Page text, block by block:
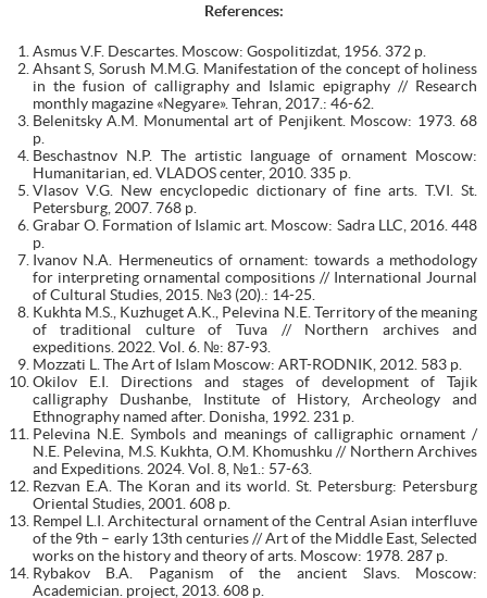
References:
Asmus V.F. Descartes. Moscow: Gospolitizdat, 1956. 372 p.
Ahsant S, Sorush M.M.G. Manifestation of the concept of holiness
in the fusion of calligraphy and Islamic epigraphy // Research
monthly magazine «Negyare». Tehran, 2017.: 46-62.
Belenitsky A.M. Monumental art of Penjikent. Moscow: 1973. 68
p.
Beschastnov N.P. The artistic language of ornament Moscow:
Humanitarian, ed. VLADOS center, 2010. 335 p.
Vlasov V.G. New encyclopedic dictionary of fine arts. T.VI. St.
Petersburg, 2007. 768 p.
Grabar O. Formation of Islamic art. Moscow: Sadra LLC, 2016. 448
p.
Ivanov N.A. Hermeneutics of ornament: towards a methodology
for interpreting ornamental compositions // International Journal
of Cultural Studies, 2015. №3 (20).: 14-25.
Kukhta M.S., Kuzhuget A.K., Pelevina N.E. Territory of the meaning
of traditional culture of Tuva // Northern archives and
expeditions. 2022. Vol. 6. №: 87-93.
Mozzati L. The Art of Islam Moscow: ART-RODNIK, 2012. 583 p.
Okilov E.I. Directions and stages of development of Tajik
calligraphy Dushanbe, Institute of History, Archeology and
Ethnography named after. Donisha, 1992. 231 p.
Pelevina N.E. Symbols and meanings of calligraphic ornament /
N.E. Pelevina, M.S. Kukhta, O.M. Khomushku // Northern Archives
and Expeditions. 2024. Vol. 8, №1.: 57-63.
Rezvan E.A. The Koran and its world. St. Petersburg: Petersburg
Oriental Studies, 2001. 608 p.
Rempel L.I. Architectural ornament of the Central Asian interfluve
of the 9th – early 13th centuries // Art of the Middle East, Selected
works on the history and theory of arts. Moscow: 1978. 287 p.
Rybakov B.A. Paganism of the ancient Slavs. Moscow:
Academician. project, 2013. 608 p.